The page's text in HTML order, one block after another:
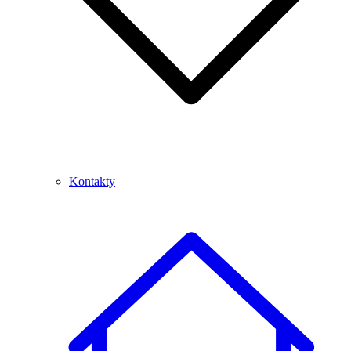
Kontakty